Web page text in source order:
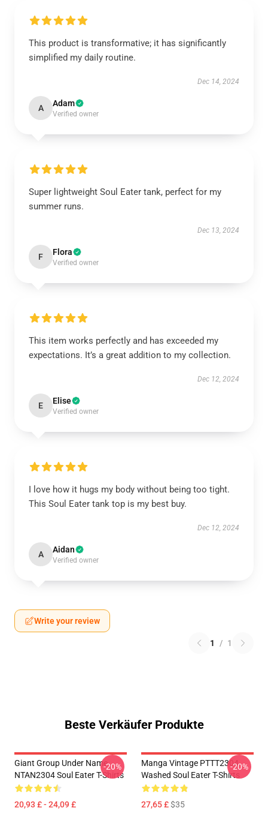
This product is transformative; it has significantly
simplified my daily routine.
Dec 14, 2024
A Adam
Verified owner
Super lightweight Soul Eater tank, perfect for my
summer runs.
Dec 13, 2024
F Flora
Verified owner
This item works perfectly and has exceeded my
expectations. It’s a great addition to my collection.
Dec 12, 2024
E Elise
Verified owner
I love how it hugs my body without being too tight.
This Soul Eater tank top is my best buy.
Dec 12, 2024
A Aidan
Verified owner
Write your review
1 / 1
Beste Verkäufer Produkte
Giant Group Under Name
NTAN2304 Soul Eater T-Shirts
20,93 £ - 24,09 £
-20%
Manga Vintage PTTT2304
Washed Soul Eater T-Shirts
27,65 £$35
-20%